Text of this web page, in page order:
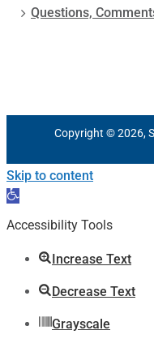
Questions,
Copyright © 2026,
Skip to content
Open
toolbar
Accessibility Tools
Increase Text
Decrease Text
Grayscale